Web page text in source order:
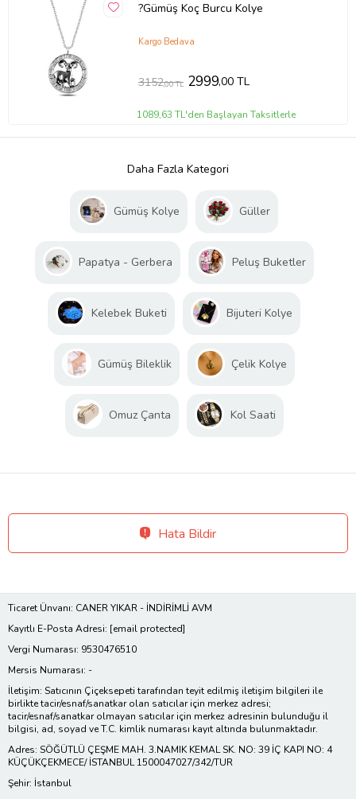
?Gümüş Koç Burcu Kolye
Kargo Bedava
3152,00 TL 2999,00 TL
1089,63 TL'den Başlayan Taksitlerle
Daha Fazla Kategori
Gümüş Kolye Güller
Papatya - Gerbera Peluş Buketler
Kelebek Buketi Bijuteri Kolye
Gümüş Bileklik Çelik Kolye
Omuz Çanta Kol Saati
Hata Bildir
Ticaret Ünvanı: CANER YIKAR - İNDİRİMLİ AVM
Kayıtlı E-Posta Adresi: [email protected]
Vergi Numarası: 9530476510
Mersis Numarası: -
İletişim: Satıcının Çiçeksepeti tarafından teyit edilmiş iletişim bilgileri ile
birlikte tacir/esnaf/sanatkar olan satıcılar için merkez adresi;
tacir/esnaf/sanatkar olmayan satıcılar için merkez adresinin bulunduğu il
bilgisi, ad, soyad ve T.C. kimlik numarası kayıt altında bulunmaktadır.
Adres: SÖĞÜTLÜ ÇEŞME MAH. 3.NAMIK KEMAL SK. NO: 39 İÇ KAPI NO: 4
KÜÇÜKÇEKMECE/ İSTANBUL 1500047027/342/TUR
Şehir: İstanbul